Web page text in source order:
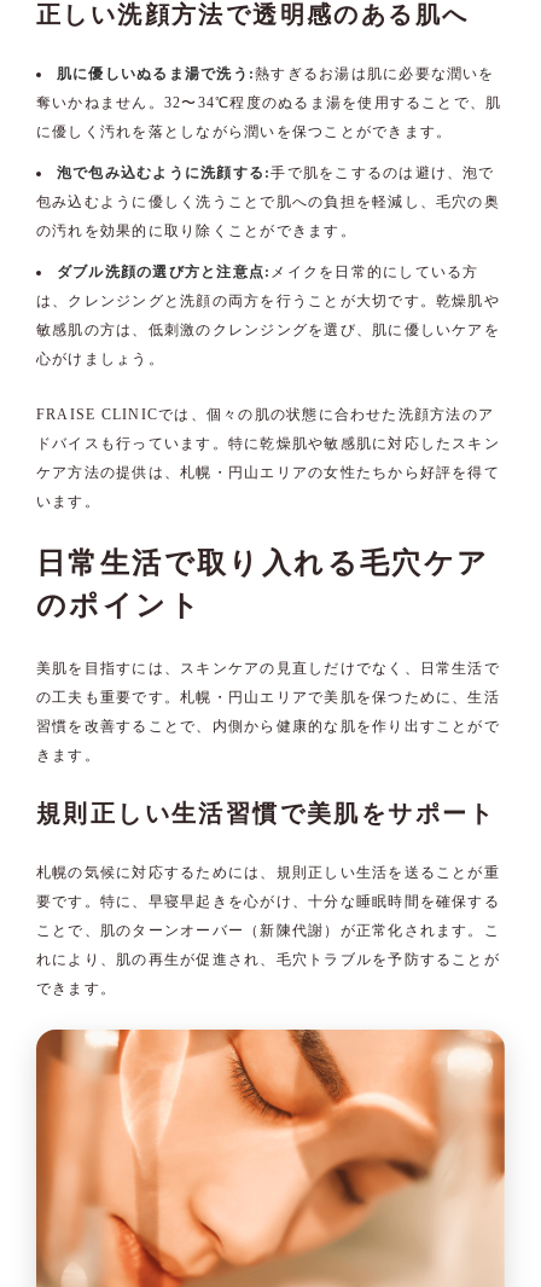
正しい洗顔方法で透明感のある肌へ
肌に優しいぬるま湯で洗う:熱すぎるお湯は肌に必要な潤いを
奪いかねません。32〜34℃程度のぬるま湯を使用することで、肌
に優しく汚れを落としながら潤いを保つことができます。
泡で包み込むように洗顔する:手で肌をこするのは避け、泡で
包み込むように優しく洗うことで肌への負担を軽減し、毛穴の奥
の汚れを効果的に取り除くことができます。
ダブル洗顔の選び方と注意点: メイクを日常的にしている方
は、クレンジングと洗顔の両方を行うことが大切です。乾燥肌や
敏感肌の方は、低刺激のクレンジングを選び、肌に優しいケアを
心がけましょう。
FRAISE CLINICでは、個々の肌の状態に合わせた洗顔方法のア
ドバイスも行っています。特に乾燥肌や敏感肌に対応したスキン
ケア方法の提供は、札幌・円山エリアの女性たちから好評を得て
います。
日常生活で取り入れる毛穴ケア
のポイント
美肌を目指すには、スキンケアの見直しだけでなく、日常生活で
の工夫も重要です。札幌・円山エリアで美肌を保つために、生活
習慣を改善することで、内側から健康的な肌を作り出すことがで
きます。
規則正しい生活習慣で美肌をサポート
札幌の気候に対応するためには、規則正しい生活を送ることが重
要です。特に、早寝早起きを心がけ、十分な睡眠時間を確保する
ことで、肌のターンオーバー（新陳代謝）が正常化されます。こ
れにより、肌の再生が促進され、毛穴トラブルを予防することが
できます。